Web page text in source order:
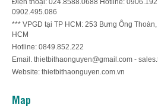
Điện thoại: 024.8588.0688 Hotline:
0902.495.086
*** VPGD tại TP HCM: 253 Bưng Ông
HCM
Hotline: 0849.852.222
Email. thietbithaonguyen@gmail.com -
Website: thietbithaonguyen.com.vn
Map